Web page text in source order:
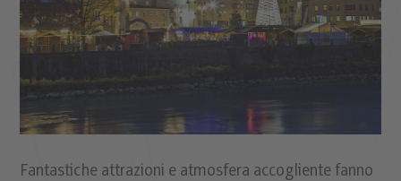
Fantastiche attrazioni e atmosfera accogliente fanno